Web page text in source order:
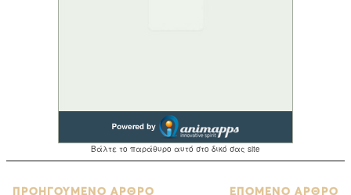
ΠΡΟΗΓΟΥΜΕΝΟ ΑΡΘΡΟ
ΕΠΟΜΕΝΟ ΑΡΘΡΟ